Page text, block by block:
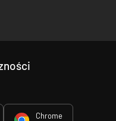
Chrome